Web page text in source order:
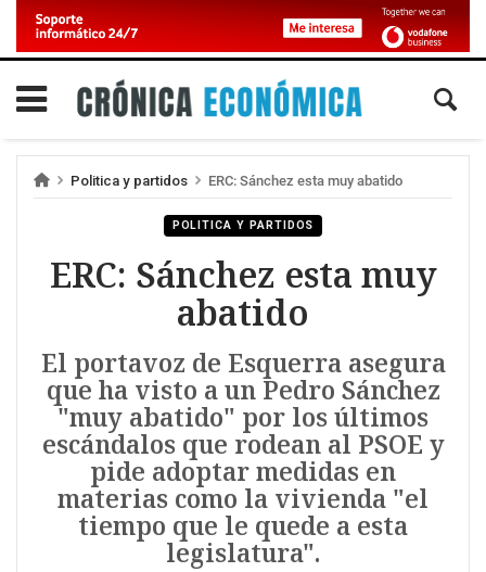
Politica y partidos ERC: Sánchez esta muy abatido
POLITICA Y PARTIDOS
ERC: Sánchez esta muy
abatido
El portavoz de Esquerra asegura
que ha visto a un Pedro Sánchez
"muy abatido" por los últimos
escándalos que rodean al PSOE y
pide adoptar medidas en
materias como la vivienda "el
tiempo que le quede a esta
legislatura".